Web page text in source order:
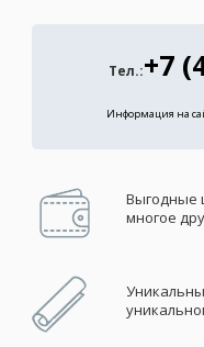
Тел.:+7
Информация на
Выгодные
многое